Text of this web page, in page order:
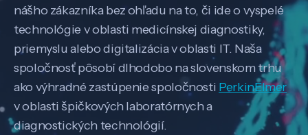
nášho zákazníka bez ohľadu na to, či ide o vyspelé
technológie v oblasti medicínskej diagnostiky,
priemyslu alebo digitalizácia v oblasti IT. Naša
spoločnosť pôsobí dlhodobo na slovenskom trhu
ako výhradné zastúpenie spoločnosti PerkinElmer
v oblasti špičkových laboratórnych a
diagnostických technológií.